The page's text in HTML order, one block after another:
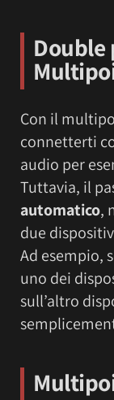
Double
Con il
connetterti
audio per
Tuttavia, il
automatico,
due
Ad esempio,
uno dei
sull’altro